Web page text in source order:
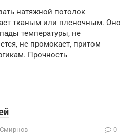
натяжной потолок
тканым или пленочным. Оно
температуры, не
не промокает, притом
Прочность
0